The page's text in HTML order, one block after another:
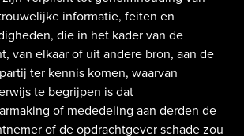
informatie, feiten en
die in het kader van de
van elkaar of uit andere bron, aan de
ter kennis komen, waarvan
te begrijpen is dat
of mededeling aan derden de
of de opdrachtgever schade zou